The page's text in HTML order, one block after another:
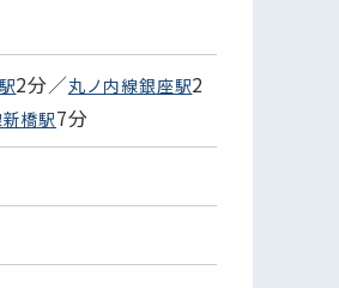
2分／丸ノ内線銀座駅2
橋駅7分